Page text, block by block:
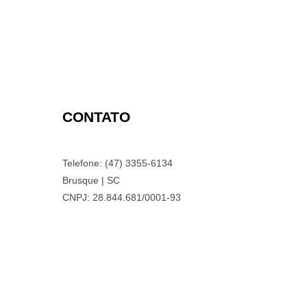
CONTATO
Telefone: (47) 3355-6134
Brusque | SC
CNPJ: 28.844.681/0001-93